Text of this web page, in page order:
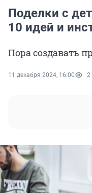
Поделки с
10 идей и
Пора создавать
11 декабря 2024, 16:00 2